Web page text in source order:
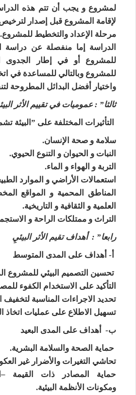
لمشروع و يجب أن تتم هذه
لإقامة المشروع قبل إصدار
مرحلة الإعداد والتخطيط
الدراسة إما منفصلة عن دراسة
للمشروع أو في إطار الجدوى
للمشروع وبالتالي للمساعدة في
واختيار أفضل البدائل المطروحة
ثالثا” : عموميات في تقييم الأثر
التأثيرات المختلفة على ”البيئة
سلامة و صحة الإنسان.
النبات و الحيوان و التنوع الحيوي.
التربة و الهواء و الماء.
استعمالات الأراضي و الموارد
المناطق المحمية و المواقع
العلمية و الثقافية و التاريخية.
التراث و ممتلكات الراحة و
رابعا” : أهداف تقيم الأثر البيئيِ
أ- أهداف على المدى المتوسط
تحسين التصميم البيئي للمشروع
التأكيد على الاستخدام الكفوء
تحديد الاجراءات المناسبة لتخفيف
تسهيل الاطلاع على عمليات اتخاذ
ب- أهداف على المدى البعيد
حماية الصحة والسلامة البشرية.
تحاشي التغيرات والأضرار غير
حماية المصادر ذات القيمة
ومكونات الأنظمة البيئية.